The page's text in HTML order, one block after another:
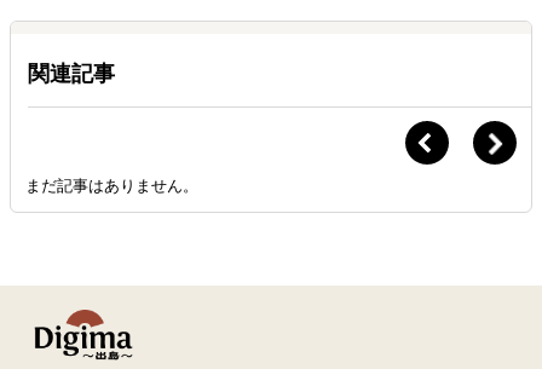
関連記事
まだ記事はありません。